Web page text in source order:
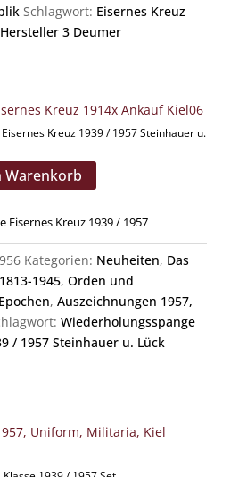
Schlagwort: Eisernes Kreuz
3 Deumer
Kreuz 1939 / 1957 Steinhauer u.
Warenkorb
Eisernes Kreuz 1939 / 1957
Kategorien: Neuheiten, Das
1945, Orden und
, Auszeichnungen 1957,
Wiederholungsspange
/ 1957 Steinhauer u. Lück